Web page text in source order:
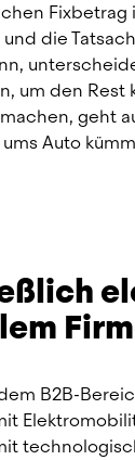
die
um den
geht
Auto
B2B-